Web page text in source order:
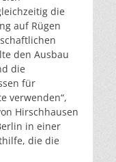
die
auf Rügen
den Ausbau
die
für
verwenden“,
Hirschhausen
in einer
die die